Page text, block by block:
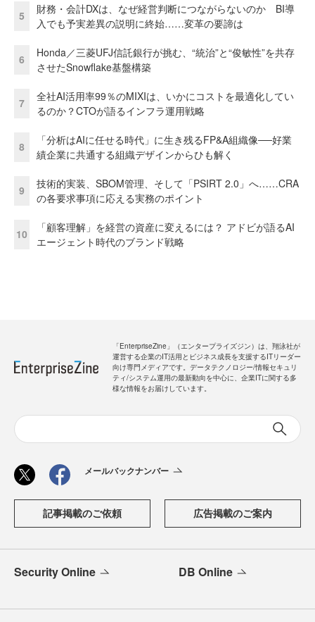
5
財務・会計DXは、なぜ経営判断につながらないのか BI導
入でも予実差異の説明に終始……変革の要諦は
6
Honda／三菱UFJ信託銀行が挑む、“統治”と“俊敏性”を共存
させたSnowflake基盤構築
7
全社AI活用率99％のMIXIは、いかにコストを最適化してい
るのか？CTOが語るインフラ運用戦略
8
「分析はAIに任せる時代」に生き残るFP&A組織像──好業
績企業に共通する組織デザインからひも解く
9
技術的実装、SBOM管理、そして「PSIRT 2.0」へ……CRA
の各要求事項に応える実務のポイント
10
「顧客理解」を経営の資産に変えるには？ アドビが語るAI
エージェント時代のブランド戦略
「EnterpriseZine」（エンタープライズジン）は、翔泳社が
運営する企業のIT活用とビジネス成長を支援するITリーダー
向け専門メディアです。データテクノロジー/情報セキュリ
ティ/システム運用の最新動向を中心に、企業ITに関する多
様な情報をお届けしています。
メールバックナンバー
記事掲載のご依頼 広告掲載のご案内
Security Online DB Online